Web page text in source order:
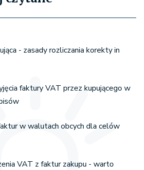
- zasady rozliczania korekty in
faktury VAT przez kupującego w
w walutach obcych dla celów
VAT z faktur zakupu - warto